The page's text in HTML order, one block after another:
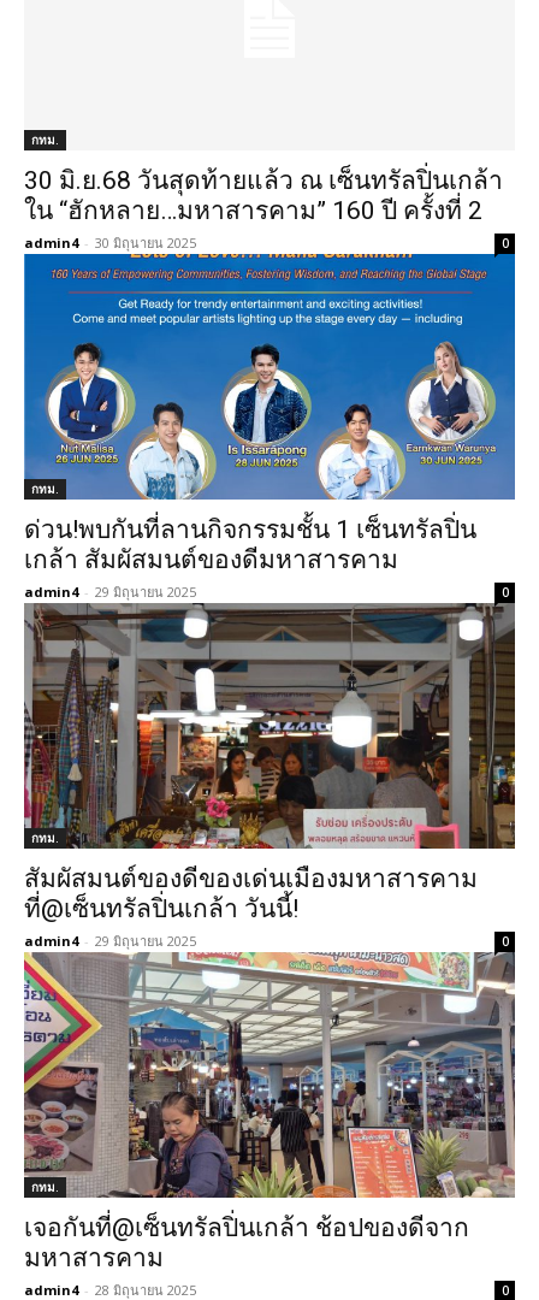
กทม.
30 มิ.ย.68 วันสุดท้ายแล้ว ณ เซ็นทรัลปิ่นเกล้า
ใน “ฮักหลาย…มหาสารคาม” 160 ปี ครั้งที่ 2
admin4 - 30 มิถุนายน 2025 0
กทม.
ด่วน!พบกันที่ลานกิจกรรมชั้น 1 เซ็นทรัลปิ่น
เกล้า สัมผัสมนต์ของดีมหาสารคาม
admin4 - 29 มิถุนายน 2025 0
กทม.
สัมผัสมนต์ของดีของเด่นเมืองมหาสารคาม
ที่@เซ็นทรัลปิ่นเกล้า วันนี้!
admin4 - 29 มิถุนายน 2025 0
กทม.
เจอกันที่@เซ็นทรัลปิ่นเกล้า ช้อปของดีจาก
มหาสารคาม
admin4 - 28 มิถุนายน 2025 0